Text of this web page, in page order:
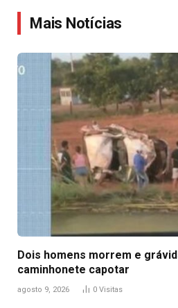
Mais Notícias
Dois homens morrem e
caminhonete capotar
agosto 9, 2026 0 Visitas